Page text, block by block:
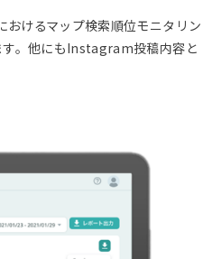
けるマップ検索順位モニタリン
す。他にもInstagram投稿内容と